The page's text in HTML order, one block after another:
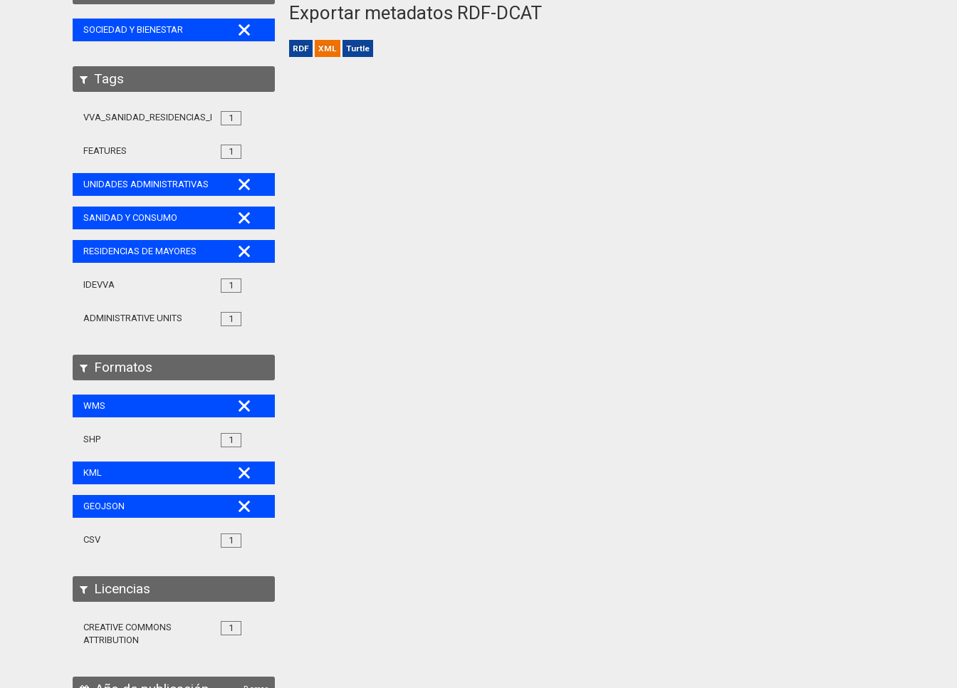
SOCIEDAD Y BIENESTAR
Tags
1
VVA_SANIDAD_RESIDENCIAS_MAYORES_105
1
FEATURES
UNIDADES ADMINISTRATIVAS
SANIDAD Y CONSUMO
RESIDENCIAS DE MAYORES
1
IDEVVA
1
ADMINISTRATIVE UNITS
Formatos
WMS
1
SHP
KML
GEOJSON
1
CSV
Licencias
1
CREATIVE COMMONS
ATTRIBUTION
Exportar metadatos RDF-DCAT
RDF XML Turtle